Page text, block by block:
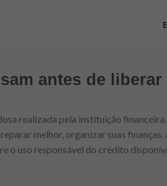
antes de
realizada pela instituição
melhor, organizar suas
o uso responsável do crédito